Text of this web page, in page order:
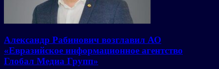
Александр Рабинович возглавил АО
«Евразийское информационное агентство
Глобал Медиа Групп»